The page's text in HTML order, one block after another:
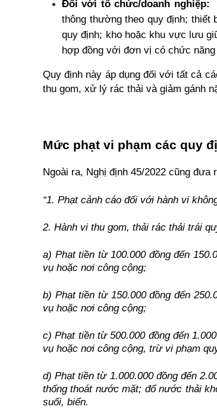
Đối với tổ chức/doanh nghiệp:
thông thường theo quy định; thiết
quy định; kho hoặc khu vực lưu
hợp đồng với đơn vị có chức
Quy định này áp dụng đối với tất cả
thu gom, xử lý rác thải và giảm gánh
Mức phạt vi phạm các quy
Ngoài ra, Nghị định 45/2022 cũng
“1. Phạt cảnh cáo đối với hành vi
2. Hành vi thu gom, thải rác thải trái
a) Phạt tiền từ 100.000 đồng đến
vụ hoặc nơi công cộng;
b) Phạt tiền từ 150.000 đồng đến
vụ hoặc nơi công cộng;
c) Phạt tiền từ 500.000 đồng đến
vụ hoặc nơi công cộng, trừ vi phạm
d) Phạt tiền từ 1.000.000 đồng đến
thống thoát nước mặt; đổ nước thải
suối, biển.